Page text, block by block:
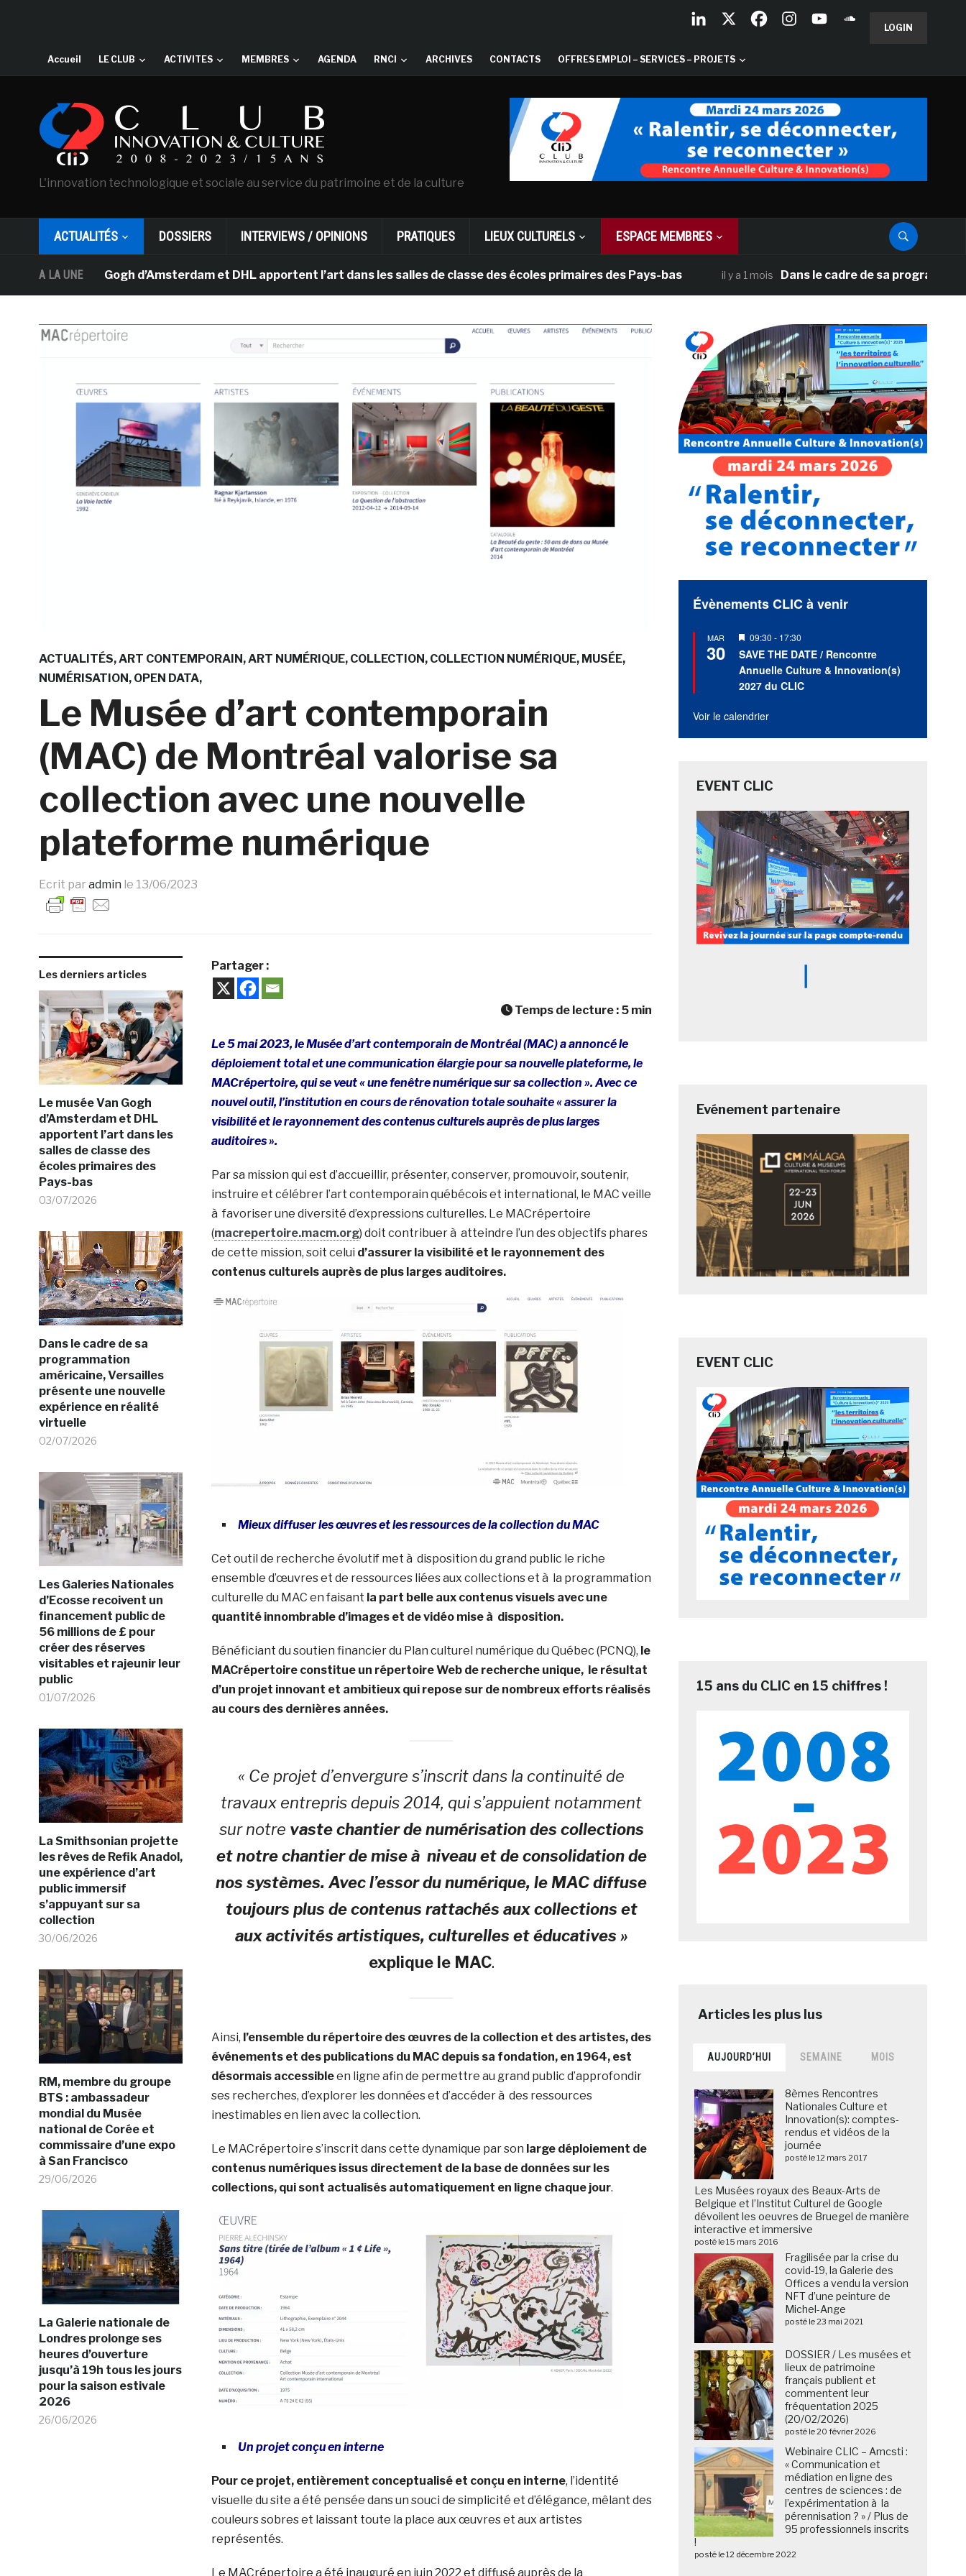
LOGIN
Accueil LE CLUB ACTIVITES MEMBRES AGENDA RNCI ARCHIVES CONTACTS OFFRES EMPLOI – SERVICES – PROJETS
L'innovation technologique et sociale au service du patrimoine et de la culture
ACTUALITÉS DOSSIERS INTERVIEWS / OPINIONS PRATIQUES LIEUX CULTURELS ESPACE MEMBRES
A LA UNE
Van Gogh d’Amsterdam et DHL apportent l’art dans les salles de classe des écoles primaires des Pays-bas il y a 1 mois Dans le cadre de sa programmation
ACTUALITÉS ART CONTEMPORAIN ART NUMÉRIQUE COLLECTION COLLECTION NUMÉRIQUE MUSÉE
NUMÉRISATION OPEN DATA
Le Musée d’art contemporain
(MAC) de Montréal valorise sa
collection avec une nouvelle
plateforme numérique
Ecrit par admin le 13/06/2023
Les derniers articles
Le musée Van Gogh
d’Amsterdam et DHL
apportent l’art dans les
salles de classe des
écoles primaires des
Pays-bas
03/07/2026
Dans le cadre de sa
programmation
américaine, Versailles
présente une nouvelle
expérience en réalité
virtuelle
02/07/2026
Les Galeries Nationales
d’Ecosse recoivent un
financement public de
56 millions de £ pour
créer des réserves
visitables et rajeunir leur
public
01/07/2026
La Smithsonian projette
les rêves de Refik Anadol,
une expérience d’art
public immersif
s’appuyant sur sa
collection
30/06/2026
RM, membre du groupe
BTS : ambassadeur
mondial du Musée
national de Corée et
commissaire d’une expo
à San Francisco
29/06/2026
La Galerie nationale de
Londres prolonge ses
heures d’ouverture
jusqu’à 19h tous les jours
pour la saison estivale
2026
26/06/2026
Partager :
Temps de lecture : 5 min
Le 5 mai 2023, le Musée d’art contemporain de Montréal (MAC) a annoncé le
déploiement total et une communication élargie pour sa nouvelle plateforme, le
MACrépertoire, qui se veut « une fenêtre numérique sur sa collection ». Avec ce
nouvel outil, l’institution en cours de rénovation totale souhaite « assurer la
visibilité et le rayonnement des contenus culturels auprès de plus larges
auditoires ».
Par sa mission qui est d’accueillir, présenter, conserver, promouvoir, soutenir,
instruire et célébrer l’art contemporain québécois et international, le MAC veille
à favoriser une diversité d’expressions culturelles. Le MACrépertoire
(macrepertoire.macm.org) doit contribuer à atteindre l’un des objectifs phares
de cette mission, soit celui d’assurer la visibilité et le rayonnement des
contenus culturels auprès de plus larges auditoires.
Mieux diffuser les œuvres et les ressources de la collection du MAC
Cet outil de recherche évolutif met à disposition du grand public le riche
ensemble d’œuvres et de ressources liées aux collections et à la programmation
culturelle du MAC en faisant la part belle aux contenus visuels avec une
quantité innombrable d’images et de vidéo mise à disposition.
Bénéficiant du soutien financier du Plan culturel numérique du Québec (PCNQ), le
MACrépertoire constitue un répertoire Web de recherche unique, le résultat
d’un projet innovant et ambitieux qui repose sur de nombreux efforts réalisés
au cours des dernières années.
« Ce projet d’envergure s’inscrit dans la continuité de
travaux entrepris depuis 2014, qui s’appuient notamment
sur notre vaste chantier de numérisation des collections
et notre chantier de mise à niveau et de consolidation de
nos systèmes. Avec l’essor du numérique, le MAC diffuse
toujours plus de contenus rattachés aux collections et
aux activités artistiques, culturelles et éducatives »
explique le MAC.
Ainsi, l’ensemble du répertoire des œuvres de la collection et des artistes, des
événements et des publications du MAC depuis sa fondation, en 1964, est
désormais accessibleen ligne afin de permettre au grand public d’approfondir
ses recherches, d’explorer les données et d’accéder à des ressources
inestimables en lien avec la collection.
Le MACrépertoire s’inscrit dans cette dynamique par son large déploiement de
contenus numériques issus directement de la base de données sur les
collections, qui sont actualisés automatiquement en ligne chaque jour.
Un projet conçu en interne
Pour ce projet, entièrement conceptualisé et conçu en interne, l’identité
visuelle du site a été pensée dans un souci de simplicité et d’élégance, mêlant des
couleurs sobres et laissant toute la place aux œuvres et aux artistes
représentés.
Le MACrépertoire a été inauguré en juin 2022 et diffusé auprès de la
Évènements CLIC à venir
MAR
30
Mis
en
avant
09:30 - 17:30
SAVE THE DATE / Rencontre
Annuelle Culture & Innovation(s)
2027 du CLIC
Voir le calendrier
EVENT CLIC
Evénement partenaire
EVENT CLIC
15 ans du CLIC en 15 chiffres !
AUJOURD’HUI SEMAINE MOIS
8èmes Rencontres
Nationales Culture et
Innovation(s): comptes-
rendus et vidéos de la
journée
posté le 12 mars 2017
Les Musées royaux des Beaux-Arts de
Belgique et l’Institut Culturel de Google
dévoilent les oeuvres de Bruegel de manière
interactive et immersive
posté le 15 mars 2016
Fragilisée par la crise du
covid-19, la Galerie des
Offices a vendu la version
NFT d’une peinture de
Michel-Ange
posté le 23 mai 2021
DOSSIER / Les musées et
lieux de patrimoine
français publient et
commentent leur
fréquentation 2025
(20/02/2026)
posté le 20 février 2026
Webinaire CLIC – Amcsti :
« Communication et
médiation en ligne des
centres de sciences : de
l’expérimentation à la
pérennisation ? » / Plus de
95 professionnels inscrits
!
posté le 12 décembre 2022